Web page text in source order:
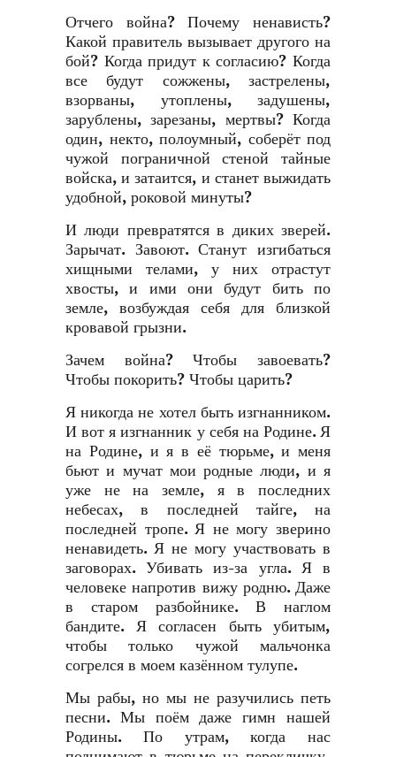
Отчего война? Почему ненависть?
Какой правитель вызывает другого на
бой? Когда придут к согласию? Когда
все будут сожжены, застрелены,
взорваны, утоплены, задушены,
зарублены, зарезаны, мертвы? Когда
один, некто, полоумный, соберёт под
чужой пограничной стеной тайные
войска, и затаится, и станет выжидать
удобной, роковой минуты?
И люди превратятся в диких зверей.
Зарычат. Завоют. Станут изгибаться
хищными телами, у них отрастут
хвосты, и ими они будут бить по
земле, возбуждая себя для близкой
кровавой грызни.
Зачем война? Чтобы завоевать?
Чтобы покорить? Чтобы царить?
Я никогда не хотел быть изгнанником.
И вот я изгнанник у себя на Родине. Я
на Родине, и я в её тюрьме, и меня
бьют и мучат мои родные люди, и я
уже не на земле, я в последних
небесах, в последней тайге, на
последней тропе. Я не могу зверино
ненавидеть. Я не могу участвовать в
заговорах. Убивать из-за угла. Я в
человеке напротив вижу родню. Даже
в старом разбойнике. В наглом
бандите. Я согласен быть убитым,
чтобы только чужой мальчонка
согрелся в моем казённом тулупе.
Мы рабы, но мы не разучились петь
песни. Мы поём даже гимн нашей
Родины. По утрам, когда нас